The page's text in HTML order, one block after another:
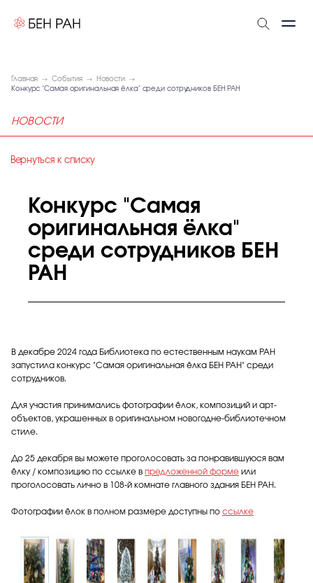
Главная События
Новости
Конкурс "Самая оригинальная ёлка" среди сотрудников БЕН РАН
НОВОСТИ
Вернуться к списку
Конкурс "Самая
оригинальная ёлка"
среди сотрудников БЕН
РАН
В декабре 2024 года Библиотека по естественным наукам РАН
запустила конкурс "Самая оригинальная ёлка БЕН РАН" среди
сотрудников.
Для участия принимались фотографии ёлок, композиций и арт-
объектов, украшенных в оригинальном новогодне-библиотечном
стиле.
До 25 декабря вы можете проголосовать за понравившуюся вам
ёлку / композицию по ссылке в предложенной форме или
проголосовать лично в 108-й комнате главного здания БЕН РАН.
Фотографии ёлок в полном размере доступны по ссылке